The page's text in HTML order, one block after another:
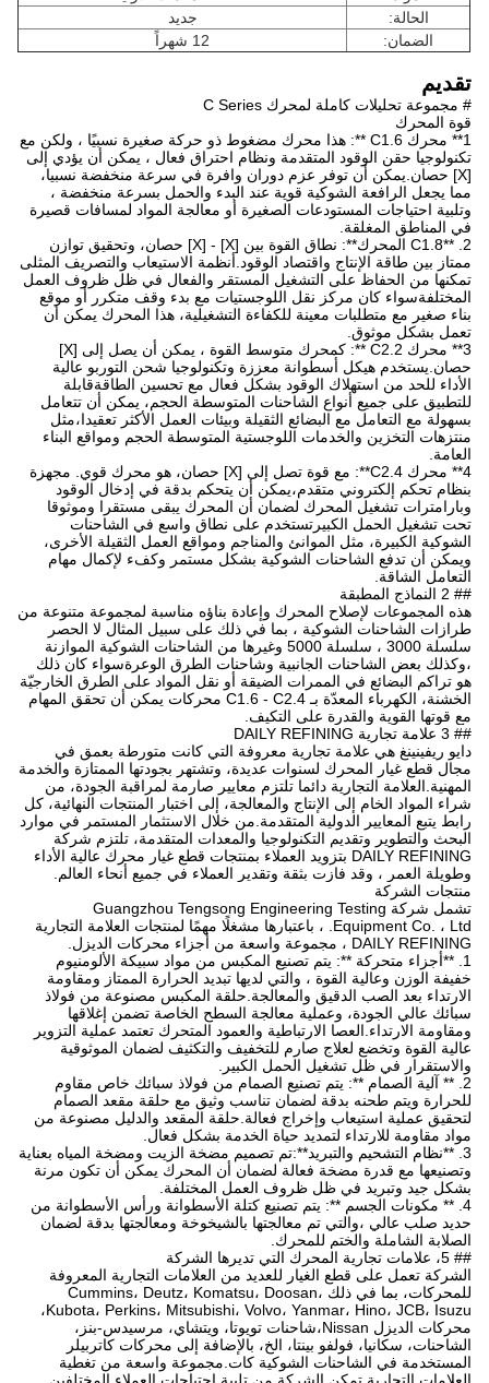
الحالة:
جديد
الضمان:
12 شهراً
تقديم
# مجموعة تحليلات كاملة لمحرك C Series
قوة المحرك
1** محرك C1.6 **: هذا محرك مضغوط ذو حركة صغيرة نسبيًا ، ولكن مع
تكنولوجيا حقن الوقود المتقدمة ونظام احتراق فعال ، يمكن أن يؤدي إلى
[X] حصان.يمكن أن توفر عزم دوران وافرة في سرعة منخفضة نسبيا،
مما يجعل الرافعة الشوكية قوية عند البدء والحمل بسرعة منخفضة ،
وتلبية احتياجات المستودعات الصغيرة أو معالجة المواد لمسافات قصيرة
في المناطق المغلقة.
2. **C1.8 المحرك**: نطاق القوة بين [X] - [X] حصان، وتحقيق توازن
ممتاز بين طاقة الإنتاج واقتصاد الوقود.أنظمة الاستيعاب والتصريف المثلى
تمكنها من الحفاظ على التشغيل المستقر والفعال في ظل ظروف العمل
المختلفةسواء كان مركز نقل اللوجستيات مع بدء وقف متكرر أو موقع
بناء صغير مع متطلبات معينة للكفاءة التشغيلية، هذا المحرك يمكن أن
تعمل بشكل موثوق.
3** محرك C2.2 **: كمحرك متوسط القوة ، يمكن أن يصل إلى [X]
حصان.يستخدم هيكل أسطوانة معززة وتكنولوجيا شحن التوربو عالية
الأداء للحد من استهلاك الوقود بشكل فعال مع تحسين الطاقةقابلة
للتطبيق على جميع أنواع الشاحنات المتوسطة الحجم، يمكن أن تتعامل
بسهولة مع التعامل مع البضائع الثقيلة وبيئات العمل الأكثر تعقيدا،مثل
منتزهات التخزين والخدمات اللوجستية المتوسطة الحجم ومواقع البناء
العامة.
4** محرك C2.4**: مع قوة تصل إلى [X] حصان، هو محرك قوي. مجهزة
بنظام تحكم إلكتروني متقدم،يمكن أن يتحكم بدقة في إدخال الوقود
وبارامترات تشغيل المحرك لضمان أن المحرك يبقى مستقرا وموثوقا
تحت تشغيل الحمل الكبيرتستخدم على نطاق واسع في الشاحنات
الشوكية الكبيرة، مثل الموانئ والمناجم ومواقع العمل الثقيلة الأخرى،
ويمكن أن تدفع الشاحنات الشوكية بشكل مستمر وكفء لإكمال مهام
التعامل الشاقة.
## 2 النماذج المطبقة
هذه المجموعات لإصلاح المحرك وإعادة بناؤه مناسبة لمجموعة متنوعة من
طرازات الشاحنات الشوكية ، بما في ذلك على سبيل المثال لا الحصر
سلسلة 3000 ، سلسلة 5000 وغيرها من الشاحنات الشوكية الموازنة
،وكذلك بعض الشاحنات الجانبية وشاحنات الطرق الوعرةسواء كان ذلك
هو تراكم البضائع في الممرات الضيقة أو نقل المواد على الطرق الخارجيّة
الخشنة، الكهرباء المعدّة بـ C1.6 - C2.4 محركات يمكن أن تحقق المهام
مع قوتها القوية والقدرة على التكيف.
## 3 علامة تجارية DAILY REFINING
دايو ريفينينغ هي علامة تجارية معروفة التي كانت متورطة بعمق في
مجال قطع غيار المحرك لسنوات عديدة، وتشتهر بجودتها الممتازة والخدمة
المهنية.العلامة التجارية دائما تلتزم معايير صارمة لمراقبة الجودة، من
شراء المواد الخام إلى الإنتاج والمعالجة، إلى اختبار المنتجات النهائية، كل
رابط يتبع المعايير الدولية المتقدمة.من خلال الاستثمار المستمر في موارد
البحث والتطوير وتقديم التكنولوجيا والمعدات المتقدمة، تلتزم شركة
DAILY REFINING بتزويد العملاء بمنتجات قطع غيار محرك عالية الأداء
وطويلة العمر ، وقد فازت بثقة وتقدير العملاء في جميع أنحاء العالم.
منتجات الشركة
تشمل شركة Guangzhou Tengsong Engineering Testing
Equipment Co. ، Ltd. ، باعتبارها مشغلًا مهمًا لمنتجات العلامة التجارية
DAILY REFINING ، مجموعة واسعة من أجزاء محركات الديزل.
1. **أجزاء متحركة **: يتم تصنيع المكبس من مواد سبيكة الألومنيوم
خفيفة الوزن وعالية القوة ، والتي لديها تبديد الحرارة الممتاز ومقاومة
الارتداء بعد الصب الدقيق والمعالجة.حلقة المكبس مصنوعة من فولاذ
سبائك عالي الجودة، وعملية معالجة السطح الخاصة تضمن إغلاقها
ومقاومة الارتداء.العصا الارتباطية والعمود المتحرك تعتمد عملية التزوير
عالية القوة وتخضع لعلاج صارم للتخفيف والتكثيف لضمان الموثوقية
والاستقرار في ظل تشغيل الحمل الكبير.
2. ** آلية الصمام **: يتم تصنيع الصمام من فولاذ سبائك خاص مقاوم
للحرارة ويتم طحنه بدقة لضمان تناسب وثيق مع حلقة مقعد الصمام
لتحقيق عملية استيعاب وإخراج فعالة.حلقة المقعد والدليل مصنوعة من
مواد مقاومة للارتداء لتمديد حياة الخدمة بشكل فعال.
3. **نظام التشحيم والتبريد**:تم تصميم مضخة الزيت ومضخة المياه بعناية
وتصنيعها مع قدرة مضخة فعالة لضمان أن المحرك يمكن أن تكون مرنة
بشكل جيد وتبريد في ظل ظروف العمل المختلفة.
4. ** مكونات الجسم **: يتم تصنيع كتلة الأسطوانة ورأس الأسطوانة من
حديد صلب عالي ،والتي تم معالجتها بالشيخوخة ومعالجتها بدقة لضمان
الصلابة الشاملة والختم للمحرك.
## 5، علامات تجارية المحرك التي تديرها الشركة
الشركة تعمل على قطع الغيار للعديد من العلامات التجارية المعروفة
للمحركات، بما في ذلك Cummins، Deutz، Komatsu، Doosan،
Kubota، Perkins، Mitsubishi، Volvo، Yanmar، Hino، JCB، Isuzu،
محركات الديزل Nissan،شاحنات تويوتا، ويتشاي، مرسيدس-بنز،
الشاحنات، سكانيا، فولفو بينتا، الخ، بالإضافة إلى محركات كاتربيلر
المستخدمة في الشاحنات الشوكية كات.مجموعة واسعة من تغطية